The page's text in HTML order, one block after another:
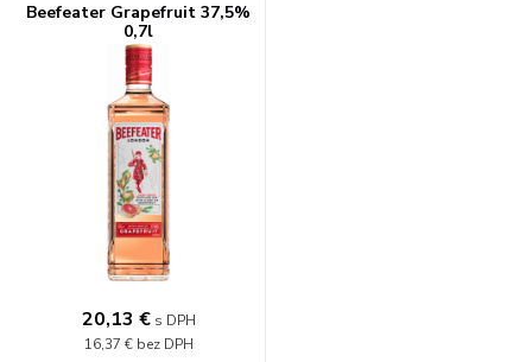
Beefeater Grapefruit 37,5%
0,7l
20,13 € s DPH
16,37 € bez DPH